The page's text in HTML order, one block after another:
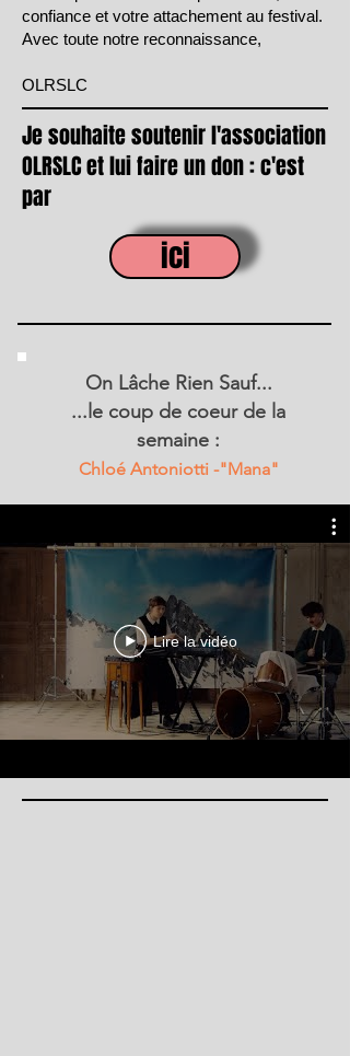
confiance et votre attachement au festival.
Avec toute notre reconnaissance,
OLRSLC
Je souhaite soutenir l'association
OLRSLC et lui faire un don : c'est
par
ici
On Lâche Rien Sauf...
...le coup de coeur de la
semaine :
Chloé Antoniotti -"Mana"
Lire la vidéo